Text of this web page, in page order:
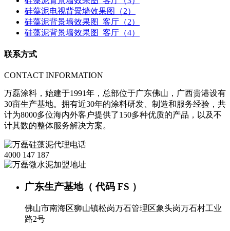
硅藻泥电视背景墙效果图（2）
硅藻泥背景墙效果图_客厅（2）
硅藻泥背景墙效果图_客厅（4）
联系方式
CONTACT INFORMATION
万磊涂料，始建于1991年，总部位于广东佛山，广西贵港设有
30亩生产基地。拥有近30年的涂料研发、制造和服务经验，共
计为8000多位海内外客户提供了150多种优质的产品，以及不
计其数的整体服务解决方案。
4000 147 187
广东生产基地（ 代码 FS ）
佛山市南海区狮山镇松岗万石管理区象头岗万石村工业
路2号